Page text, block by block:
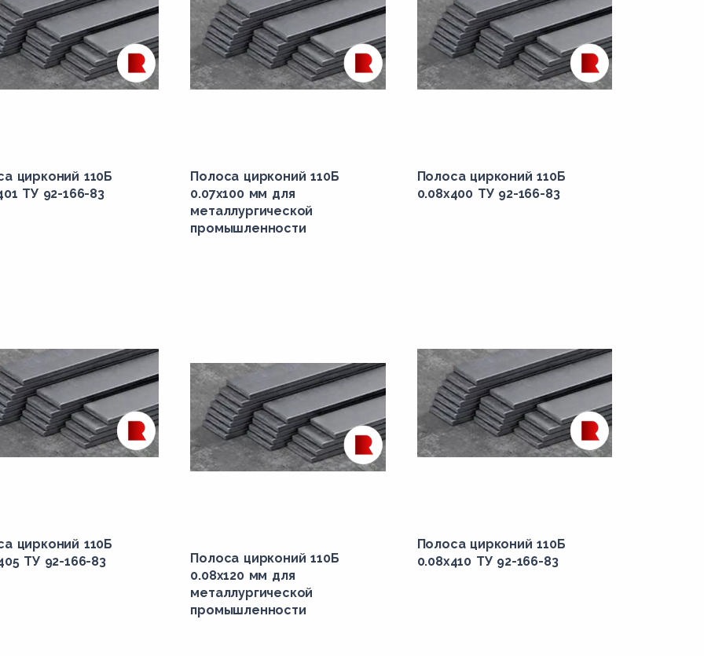
цирконий 110Б
ТУ 92-166-83
Полоса цирконий 110Б
0.07х100 мм для
металлургической
промышленности
Полоса цирконий 110Б
0.08x400 ТУ 92-166-83
цирконий 110Б
ТУ 92-166-83
Полоса цирконий 110Б
0.08x410 ТУ 92-166-83
Полоса цирконий 110Б
0.08х120 мм для
металлургической
промышленности